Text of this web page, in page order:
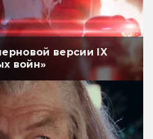
версии IX
войн»